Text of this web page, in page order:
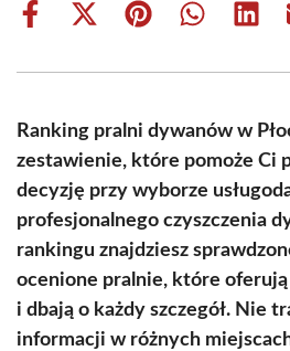
Share
Share
(Twitter)
Share Share Share
Ranking pralni dywanów w
zestawienie, które pomoże Ci
decyzję przy wyborze
profesjonalnego czyszczenia
rankingu znajdziesz
ocenione pralnie, które oferują
i dbają o każdy szczegół. Nie
informacji w różnych